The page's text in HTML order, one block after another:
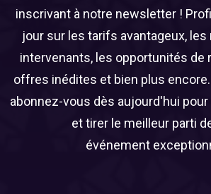
inscrivant à notre newsletter !
jour sur les tarifs avantageux,
intervenants, les opportunités de
offres inédites et bien plus
abonnez-vous dès aujourd'hui
et tirer le meilleur parti
événement